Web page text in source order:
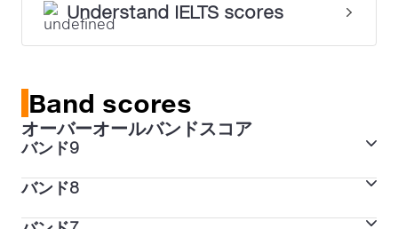
Understand IELTS scores
Band scores
オーバーオールバンドスコア
バンド9
スキルのレベル
Expert user（エキスパート・ユーザー）
バンド8